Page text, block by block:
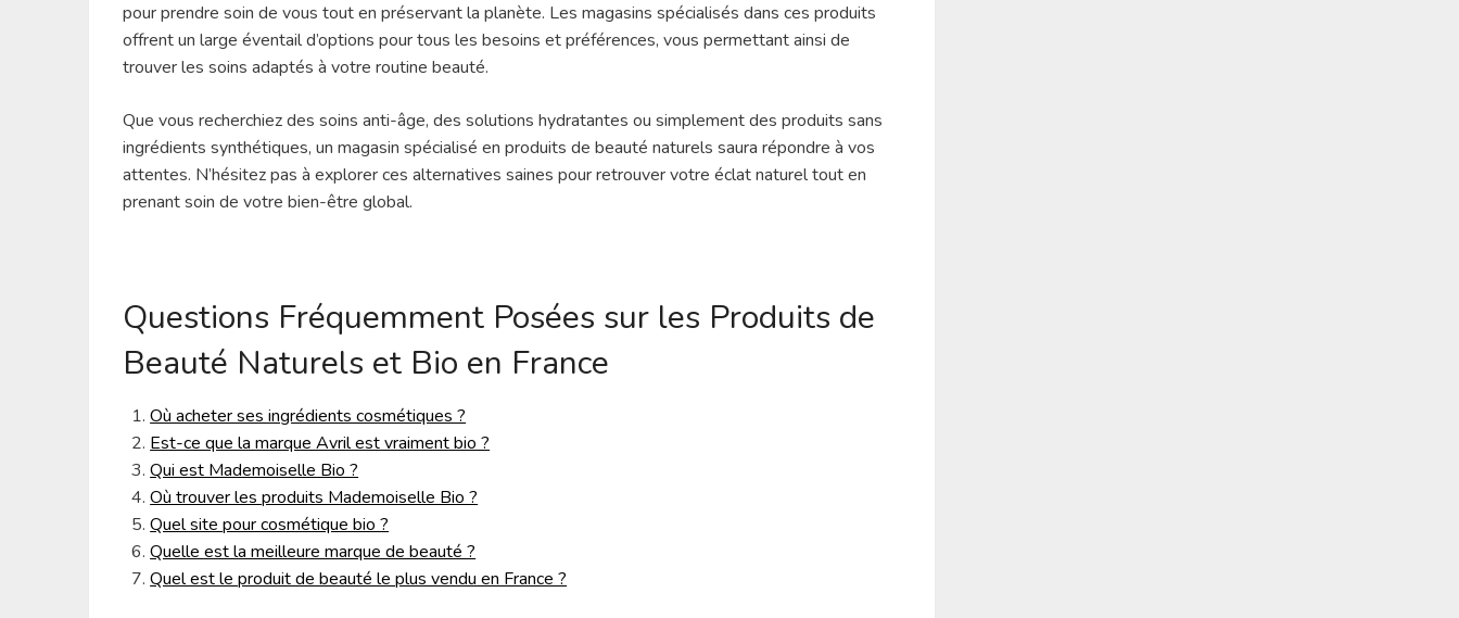
pour prendre soin de vous tout en préservant la planète. Les magasins spécialisés dans ces produits
offrent un large éventail d’options pour tous les besoins et préférences, vous permettant ainsi de
trouver les soins adaptés à votre routine beauté.
Que vous recherchiez des soins anti-âge, des solutions hydratantes ou simplement des produits sans
ingrédients synthétiques, un magasin spécialisé en produits de beauté naturels saura répondre à vos
attentes. N’hésitez pas à explorer ces alternatives saines pour retrouver votre éclat naturel tout en
prenant soin de votre bien-être global.
Questions Fréquemment Posées sur les Produits de
Beauté Naturels et Bio en France
Où acheter ses ingrédients cosmétiques ?
Est-ce que la marque Avril est vraiment bio ?
Qui est Mademoiselle Bio ?
Où trouver les produits Mademoiselle Bio ?
Quel site pour cosmétique bio ?
Quelle est la meilleure marque de beauté ?
Quel est le produit de beauté le plus vendu en France ?